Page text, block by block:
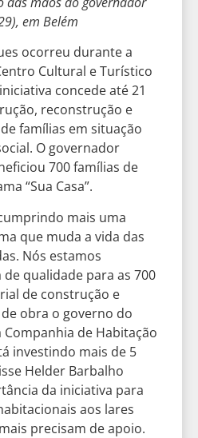
em Belém
ocorreu durante a
Cultural e Turístico
concede até 21
reconstrução e
famílias em situação
O governador
700 famílias de
“Sua Casa”.
mais uma
que muda a vida das
Nós estamos
qualidade para as 700
de construção e
obra o governo do
de Habitação
investindo mais de 5
Helder Barbalho
da iniciativa para
aos lares
precisam de apoio.